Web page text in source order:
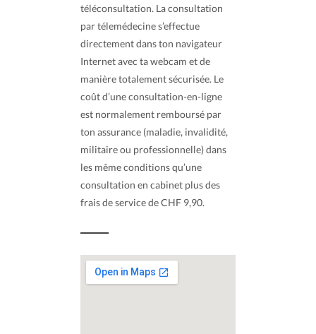
téléconsultation. La consultation
par télemédecine s’effectue
directement dans ton navigateur
Internet avec ta webcam et de
manière totalement sécurisée. Le
coût d’une consultation-en-ligne
est normalement remboursé par
ton assurance (maladie, invalidité,
militaire ou professionnelle) dans
les même conditions qu’une
consultation en cabinet plus des
frais de service de CHF 9,90.